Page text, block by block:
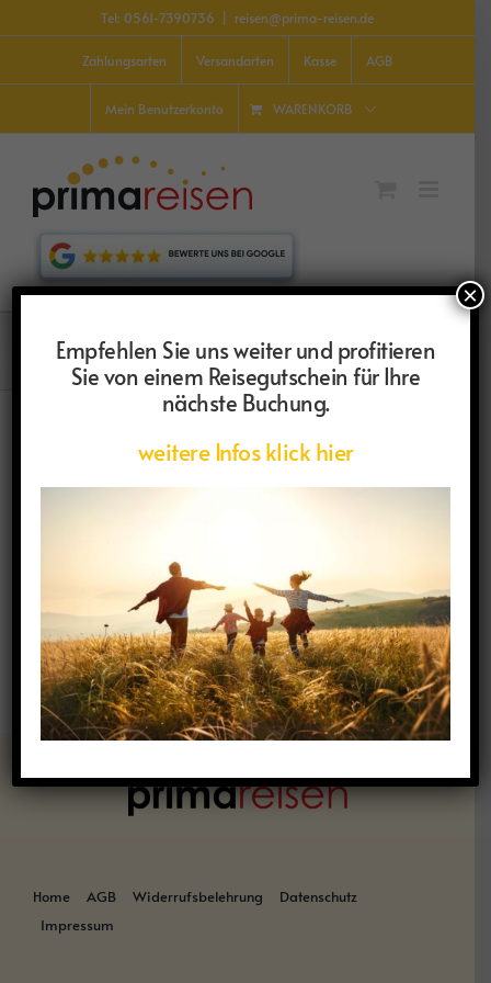
Inhalt
Tel: 0561-7390736 reisen@prima-reisen.de
Zahlungsarten Versandarten Kasse AGB
Mein Benutzerkonto WARENKORB
Holster
Home AGB Widerrufsbelehrung
Datenschutz
Impressum
Empfehlen Sie uns weiter und profitieren
Sie von einem Reisegutschein für Ihre
nächste Buchung.
weitere Infos klick hier
×